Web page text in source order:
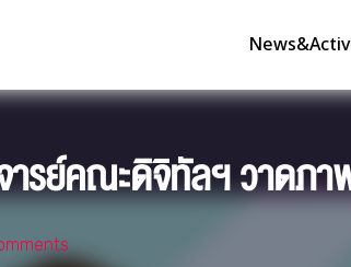
รย์คณะดิจิทัลฯ วาดภา